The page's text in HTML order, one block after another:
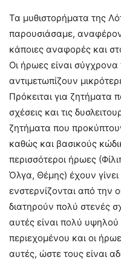
Τα μυθιστορήματα της
παρουσιάσαμε,
κάποιες αναφορές και
Οι ήρωες είναι σύγχρονα
αντιμετωπίζουν
Πρόκειται για ζητήματα
σχέσεις και τις
ζητήματα που
καθώς και βασικούς
περισσότεροι ήρωες
Όλγα, Θέμης) έχουν
ενστερνίζονται από την
διατηρούν πολύ στενές
αυτές είναι πολύ υψηλού
περιεχομένου και οι
αυτές, ώστε τους είναι